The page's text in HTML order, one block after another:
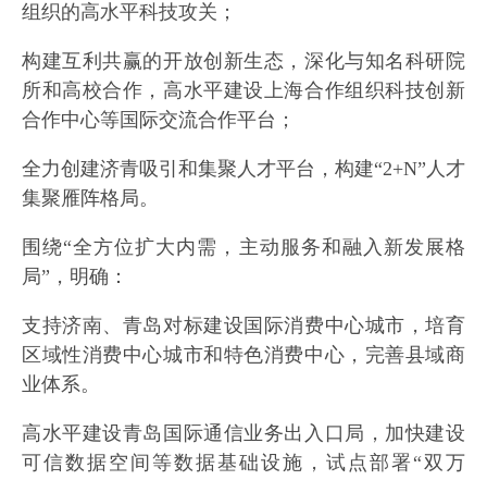
组织的高水平科技攻关；
构建互利共赢的开放创新生态，深化与知名科研院
所和高校合作，高水平建设上海合作组织科技创新
合作中心等国际交流合作平台；
全力创建济青吸引和集聚人才平台，构建“2+N”人才
集聚雁阵格局。
围绕“全方位扩大内需，主动服务和融入新发展格
局”，明确：
支持济南、青岛对标建设国际消费中心城市，培育
区域性消费中心城市和特色消费中心，完善县域商
业体系。
高水平建设青岛国际通信业务出入口局，加快建设
可信数据空间等数据基础设施，试点部署“双万